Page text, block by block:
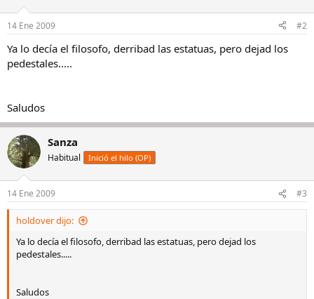
14 Ene 2009 #2
Ya lo decía el filosofo, derribad las estatuas, pero dejad los
pedestales.....
Saludos
Sanza
Habitual Inició el hilo (OP)
14 Ene 2009 #3
holdover dijo:
Ya lo decía el filosofo, derribad las estatuas, pero dejad los
pedestales.....
Saludos